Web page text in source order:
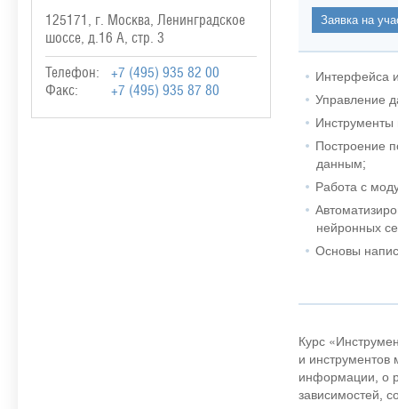
125171, г. Москва, Ленинградское
шоссе, д.16 А, стр. 3
Телефон:
+7 (495) 935 82 00
Факс:
+7 (495) 935 87 80
Интерфейса
Управление
Инструменты
Построение
данным;
Работа с
нейронных
Основы
Курс
и инструментов
информации, о
зависимостей,